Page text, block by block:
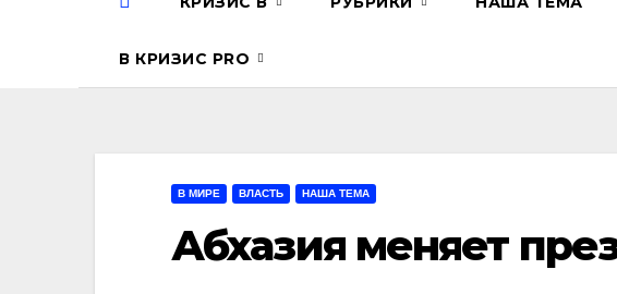
В КРИЗИС PRO
В МИРЕ ВЛАСТЬ НАША ТЕМА
Абхазия меняет